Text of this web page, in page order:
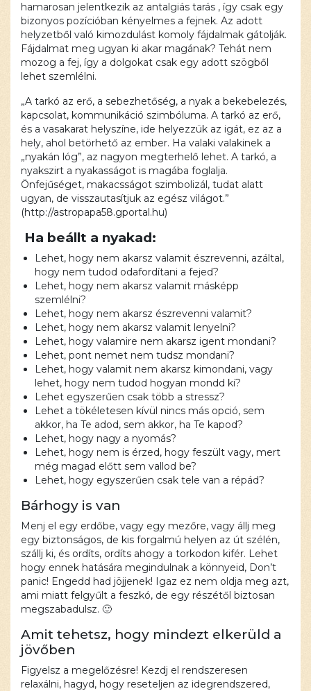
hamarosan jelentkezik az antalgiás tarás , így csak egy
bizonyos pozícióban kényelmes a fejnek. Az adott
helyzetből való kimozdulást komoly fájdalmak gátolják.
Fájdalmat meg ugyan ki akar magának? Tehát nem
mozog a fej, így a dolgokat csak egy adott szögből
lehet szemlélni.
„A tarkó az erő, a sebezhetőség, a nyak a bekebelezés,
kapcsolat, kommunikáció szimbóluma. A tarkó az erő,
és a vasakarat helyszíne, ide helyezzük az igát, ez az a
hely, ahol betörhető az ember. Ha valaki valakinek a
„nyakán lóg”, az nagyon megterhelő lehet. A tarkó, a
nyakszirt a nyakasságot is magába foglalja.
Önfejűséget, makacsságot szimbolizál, tudat alatt
ugyan, de visszautasítjuk az egész világot.”
(http://astropapa58.gportal.hu)
Ha beállt a nyakad:
Lehet, hogy nem akarsz valamit észrevenni, azáltal,
hogy nem tudod odafordítani a fejed?
Lehet, hogy nem akarsz valamit másképp
szemlélni?
Lehet, hogy nem akarsz észrevenni valamit?
Lehet, hogy nem akarsz valamit lenyelni?
Lehet, hogy valamire nem akarsz igent mondani?
Lehet, pont nemet nem tudsz mondani?
Lehet, hogy valamit nem akarsz kimondani, vagy
lehet, hogy nem tudod hogyan mondd ki?
Lehet egyszerűen csak több a stressz?
Lehet a tökéletesen kívül nincs más opció, sem
akkor, ha Te adod, sem akkor, ha Te kapod?
Lehet, hogy nagy a nyomás?
Lehet, hogy nem is érzed, hogy feszült vagy, mert
még magad előtt sem vallod be?
Lehet, hogy egyszerűen csak tele van a répád?
Bárhogy is van
Menj el egy erdőbe, vagy egy mezőre, vagy állj meg
egy biztonságos, de kis forgalmú helyen az út szélén,
szállj ki, és ordíts, ordíts ahogy a torkodon kifér. Lehet
hogy ennek hatására megindulnak a könnyeid, Don’t
panic! Engedd had jöjjenek! Igaz ez nem oldja meg azt,
ami miatt felgyűlt a feszkó, de egy részétől biztosan
megszabadulsz. 🙂
Amit tehetsz, hogy mindezt elkerüld a
jövőben
Figyelsz a megelőzésre! Kezdj el rendszeresen
relaxálni, hagyd, hogy reseteljen az idegrendszered,